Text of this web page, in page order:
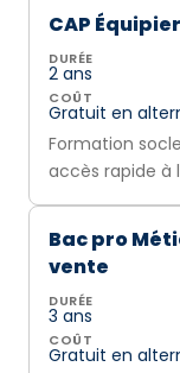
CAP
DURÉE
2 ans
COÛT
Gratuit en
Formation
accès rapide à
Bac pro
vente
DURÉE
3 ans
COÛT
Gratuit en